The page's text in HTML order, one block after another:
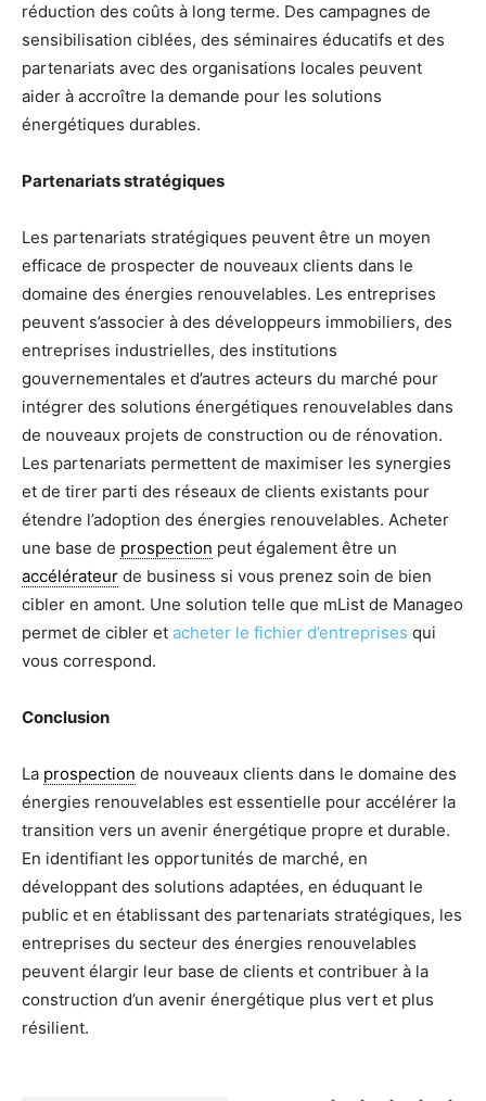
réduction des coûts à long terme. Des campagnes de
sensibilisation ciblées, des séminaires éducatifs et des
partenariats avec des organisations locales peuvent
aider à accroître la demande pour les solutions
énergétiques durables.
Partenariats stratégiques
Les partenariats stratégiques peuvent être un moyen
efficace de prospecter de nouveaux clients dans le
domaine des énergies renouvelables. Les entreprises
peuvent s’associer à des développeurs immobiliers, des
entreprises industrielles, des institutions
gouvernementales et d’autres acteurs du marché pour
intégrer des solutions énergétiques renouvelables dans
de nouveaux projets de construction ou de rénovation.
Les partenariats permettent de maximiser les synergies
et de tirer parti des réseaux de clients existants pour
étendre l’adoption des énergies renouvelables. Acheter
une base de prospection peut également être un
accélérateur de business si vous prenez soin de bien
cibler en amont. Une solution telle que mList de Manageo
permet de cibler et acheter le fichier d’entreprises qui
vous correspond.
Conclusion
La prospection de nouveaux clients dans le domaine des
énergies renouvelables est essentielle pour accélérer la
transition vers un avenir énergétique propre et durable.
En identifiant les opportunités de marché, en
développant des solutions adaptées, en éduquant le
public et en établissant des partenariats stratégiques, les
entreprises du secteur des énergies renouvelables
peuvent élargir leur base de clients et contribuer à la
construction d’un avenir énergétique plus vert et plus
résilient.